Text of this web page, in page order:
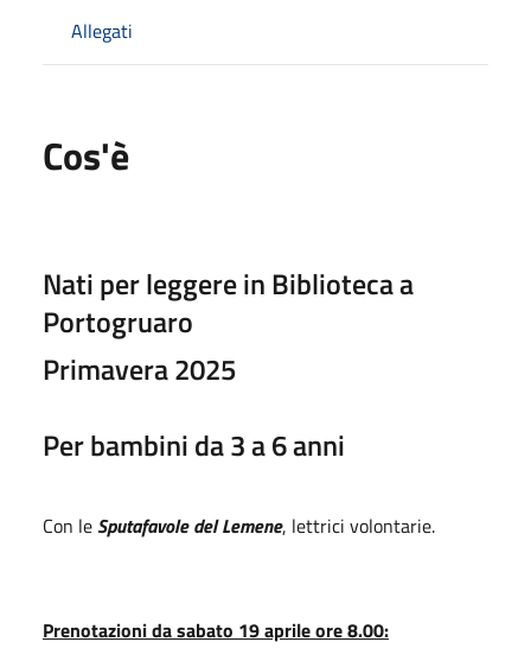
Allegati
Cos'è
Nati per leggere in Biblioteca a
Portogruaro
Primavera 2025
Per bambini da 3 a 6 anni
Con le Sputafavole del Lemene, lettrici volontarie.
Prenotazioni da sabato 19 aprile ore 8.00: